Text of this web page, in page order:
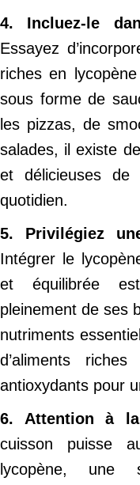
4. Incluez-le
Essayez
riches en
sous forme de
les pizzas, de
salades, il existe
et délicieuses de
quotidien.
5. Privilégiez
Intégrer le
et équilibrée
pleinement de ses
nutriments
d’aliments
antioxydants pour
6. Attention à
cuisson puisse
lycopène, une